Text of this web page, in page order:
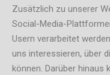
Zusätzlich zu unserer
Social-Media-
Usern verarbeitet
uns interessieren, über
können. Darüber hinaus